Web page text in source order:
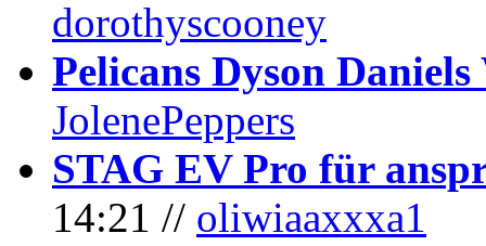
dorothyscooney
Pelicans Dyson
JolenePeppers
STAG EV Pro für
14:21 // oliwiaaxxxa1